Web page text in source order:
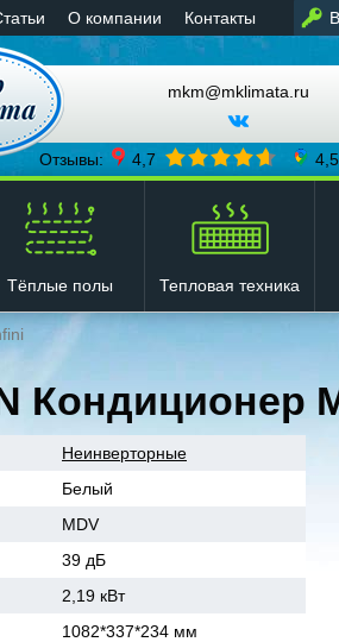
О компании Контакты
mkm@mklimata.ru
Отзывы: 4,7 4,5
Тёплые полы Тепловая техника
Кондиционер
Неинверторные
Белый
MDV
39 дБ
2,19 кВт
1082*337*234 мм